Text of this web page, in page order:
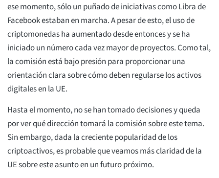
ese momento, sólo un puñado de iniciativas como Libra de
Facebook estaban en marcha. A pesar de esto, el uso de
criptomonedas ha aumentado desde entonces y se ha
iniciado un número cada vez mayor de proyectos. Como tal,
la comisión está bajo presión para proporcionar una
orientación clara sobre cómo deben regularse los activos
digitales en la UE.
Hasta el momento, no se han tomado decisiones y queda
por ver qué dirección tomará la comisión sobre este tema.
Sin embargo, dada la creciente popularidad de los
criptoactivos, es probable que veamos más claridad de la
UE sobre este asunto en un futuro próximo.